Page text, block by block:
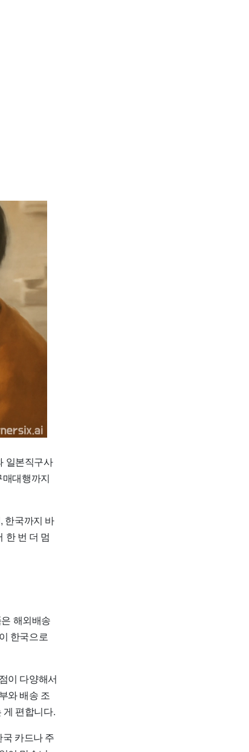
일본직구사
대행까지
한국까지 바
한 번 더 멈
해외배송
한국으로
이 다양해서
와 배송 조
게 편합니다.
카드나 주